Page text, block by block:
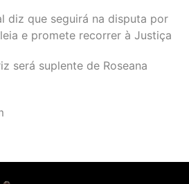
diz que seguirá na disputa por
e promete recorrer à Justiça
será suplente de Roseana